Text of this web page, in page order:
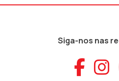
Siga-nos nas